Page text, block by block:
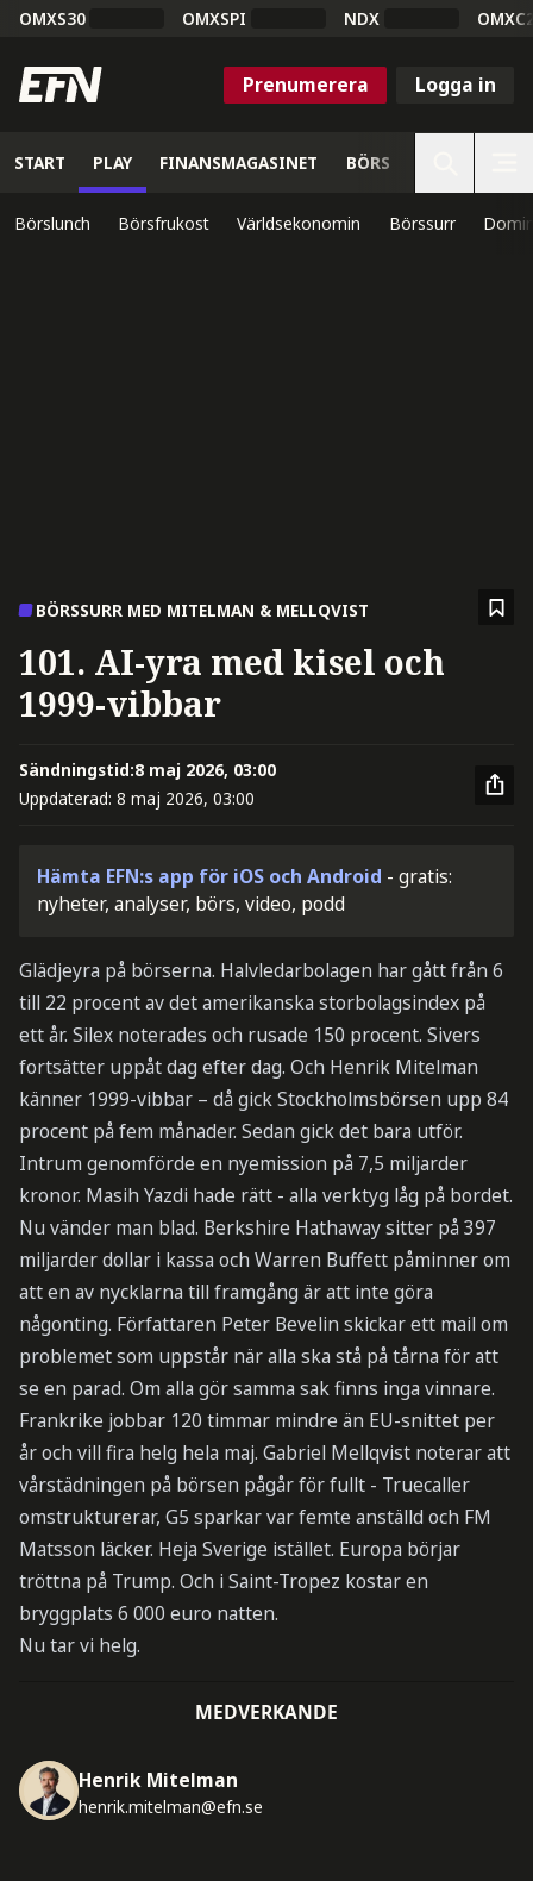
OMXS30 OMXSPI NDX
Prenumerera Logga in
START PLAY FINANSMAGASINET BÖRS
Börslunch Börsfrukost Världsekonomin Börssurr
BÖRSSURR MED MITELMAN & MELLQVIST
101. AI-yra med kisel och
1999-vibbar
Sändningstid:8 maj 2026, 03:00
Uppdaterad: 8 maj 2026, 03:00
Hämta EFN:s app för iOS och Android - gratis:
nyheter, analyser, börs, video, podd
Glädjeyra på börserna. Halvledarbolagen har gått från 6
till 22 procent av det amerikanska storbolagsindex på
ett år. Silex noterades och rusade 150 procent. Sivers
fortsätter uppåt dag efter dag. Och Henrik Mitelman
känner 1999-vibbar – då gick Stockholmsbörsen upp 84
procent på fem månader. Sedan gick det bara utför.
Intrum genomförde en nyemission på 7,5 miljarder
kronor. Masih Yazdi hade rätt - alla verktyg låg på bordet.
Nu vänder man blad. Berkshire Hathaway sitter på 397
miljarder dollar i kassa och Warren Buffett påminner om
att en av nycklarna till framgång är att inte göra
någonting. Författaren Peter Bevelin skickar ett mail om
problemet som uppstår när alla ska stå på tårna för att
se en parad. Om alla gör samma sak finns inga vinnare.
Frankrike jobbar 120 timmar mindre än EU-snittet per
år och vill fira helg hela maj. Gabriel Mellqvist noterar att
vårstädningen på börsen pågår för fullt - Truecaller
omstrukturerar, G5 sparkar var femte anställd och FM
Matsson läcker. Heja Sverige istället. Europa börjar
tröttna på Trump. Och i Saint-Tropez kostar en
bryggplats 6 000 euro natten.
Nu tar vi helg.
MEDVERKANDE
Henrik Mitelman
henrik.mitelman@efn.se